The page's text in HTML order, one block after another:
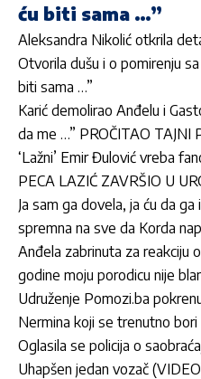
ću biti sama …”
Aleksandra Nikolić otkrila
Otvorila dušu i o pomirenju
biti sama …”
Karić demolirao Anđelu i
da me …” PROČITAO TAJNI
‘Lažni’ Emir Đulović vreba
PECA LAZIĆ ZAVRŠIO U
Ja sam ga dovela, ja ću da
spremna na sve da Korda
Anđela zabrinuta za reakciju
godine moju porodicu nije
Udruženje Pomozi.ba
Nermina koji se trenutno
Oglasila se policija o
Uhapšen jedan vozač